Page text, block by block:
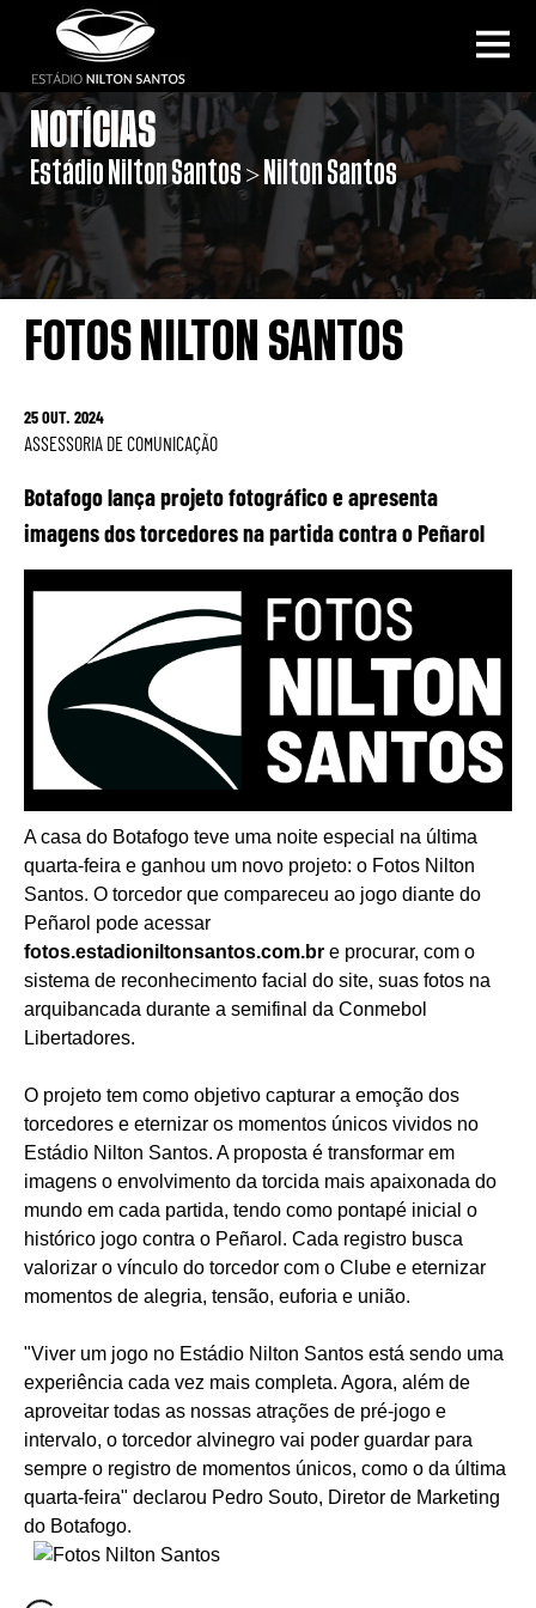
NOTÍCIAS
Estádio Nilton Santos > Nilton Santos
FOTOS NILTON SANTOS
25 OUT. 2024
ASSESSORIA DE COMUNICAÇÃO
Botafogo lança projeto fotográfico e apresenta
imagens dos torcedores na partida contra o Peñarol
A casa do Botafogo teve uma noite especial na última
quarta-feira e ganhou um novo projeto: o Fotos Nilton
Santos. O torcedor que compareceu ao jogo diante do
Peñarol pode acessar
fotos.estadioniltonsantos.com.br e procurar, com o
sistema de reconhecimento facial do site, suas fotos na
arquibancada durante a semifinal da Conmebol
Libertadores.
O projeto tem como objetivo capturar a emoção dos
torcedores e eternizar os momentos únicos vividos no
Estádio Nilton Santos. A proposta é transformar em
imagens o envolvimento da torcida mais apaixonada do
mundo em cada partida, tendo como pontapé inicial o
histórico jogo contra o Peñarol. Cada registro busca
valorizar o vínculo do torcedor com o Clube e eternizar
momentos de alegria, tensão, euforia e união.
"Viver um jogo no Estádio Nilton Santos está sendo uma
experiência cada vez mais completa. Agora, além de
aproveitar todas as nossas atrações de pré-jogo e
intervalo, o torcedor alvinegro vai poder guardar para
sempre o registro de momentos únicos, como o da última
quarta-feira" declarou Pedro Souto, Diretor de Marketing
do Botafogo.